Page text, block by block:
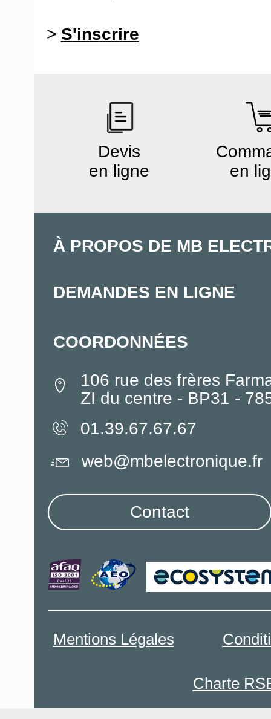
> S'inscrire
Devis
en ligne
en
À PROPOS DE MB
DEMANDES EN LIGNE
COORDONNÉES
106 rue des frères
ZI du centre - BP31 -
01.39.67.67.67
Mentions Légales
Charte
web@mbelectronique.fr
Contact